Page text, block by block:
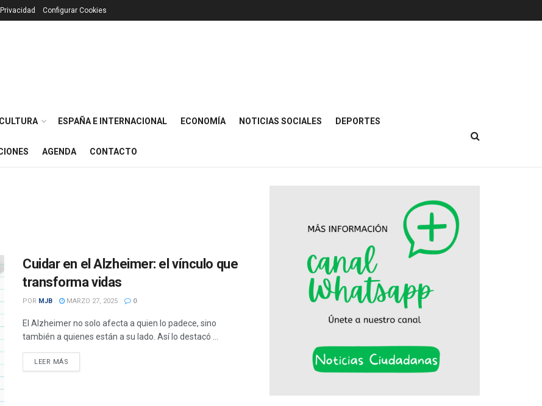
Configurar Cookies
CULTURA ESPAÑA E INTERNACIONAL ECONOMÍA NOTICIAS SOCIALES DEPORTES
AGENDA CONTACTO
Cuidar en el Alzheimer: el vínculo que
transforma vidas
POR MJB MARZO 27, 2025 0
El Alzheimer no solo afecta a quien lo padece, sino
también a quienes están a su lado. Así lo destacó ...
LEER MÁS